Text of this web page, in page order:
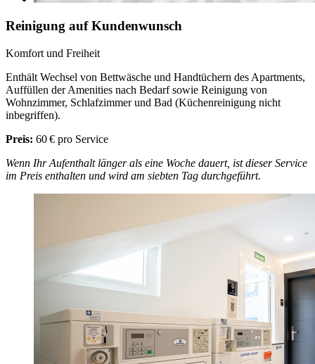
Reinigung auf Kundenwunsch
Komfort und Freiheit
Enthält Wechsel von Bettwäsche und Handtüchern des Apartments,
Auffüllen der Amenities nach Bedarf sowie Reinigung von
Wohnzimmer, Schlafzimmer und Bad (Küchenreinigung nicht
inbegriffen).
Preis: 60 € pro Service
Wenn Ihr Aufenthalt länger als eine Woche dauert, ist dieser Service
im Preis enthalten und wird am siebten Tag durchgeführt.